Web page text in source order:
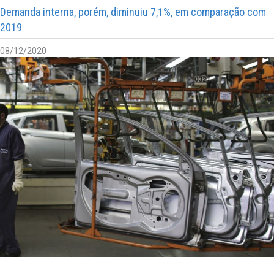
Demanda interna, porém, diminuiu 7,1%, em comparação com
2019
08/12/2020